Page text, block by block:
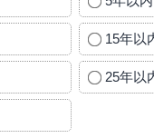
15年以
25年以